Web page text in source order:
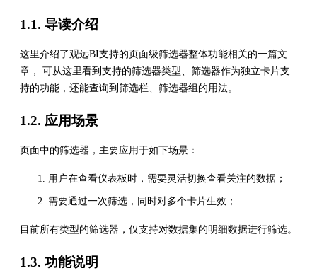
1.1. 导读介绍
这里介绍了观远BI支持的页面级筛选器整体功能相关的一篇文
章， 可从这里看到支持的筛选器类型、筛选器作为独立卡片支
持的功能，还能查询到筛选栏、筛选器组的用法。
1.2. 应用场景
页面中的筛选器，主要应用于如下场景：
用户在查看仪表板时，需要灵活切换查看关注的数据；
需要通过一次筛选，同时对多个卡片生效；
目前所有类型的筛选器，仅支持对数据集的明细数据进行筛选。
1.3. 功能说明